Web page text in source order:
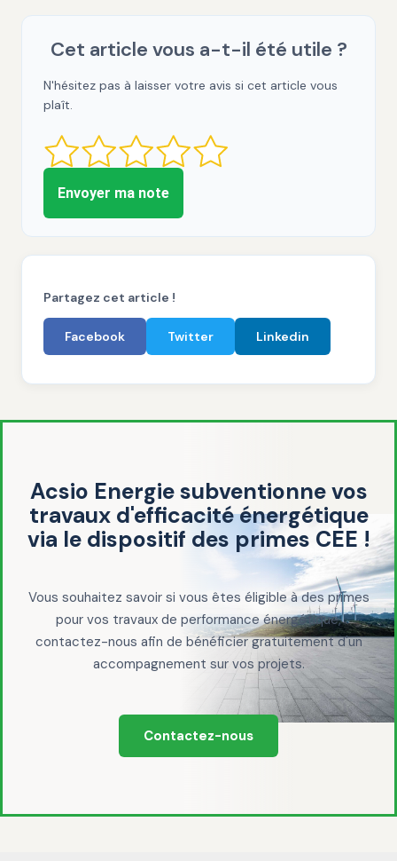
Cet article vous a-t-il été utile ?
N'hésitez pas à laisser votre avis si cet article vous
plaît.
Envoyer ma note
Partagez cet article !
Facebook Twitter Linkedin
Acsio Energie subventionne vos
travaux d'efficacité énergétique
via le dispositif des primes CEE !
Vous souhaitez savoir si vous êtes éligible à des primes
pour vos travaux de performance énergétique,
contactez-nous afin de bénéficier gratuitement d'un
accompagnement sur vos projets.
Contactez-nous